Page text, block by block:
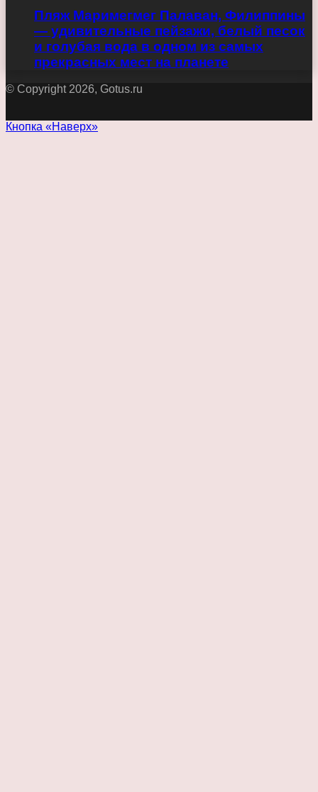
Пляж Маримегмег Палаван, Филиппины
— удивительные пейзажи, белый песок
и голубая вода в одном из самых
прекрасных мест на планете
© Copyright 2026, Gotus.ru
Кнопка «Наверх»